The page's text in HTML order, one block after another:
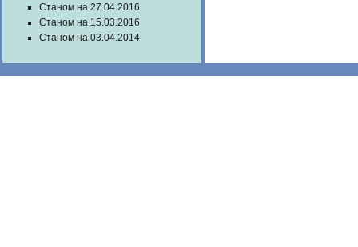
Станом на 27.04.2016
Станом на 15.03.2016
Станом на 03.04.2014